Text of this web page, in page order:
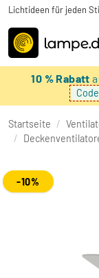
Lichtideen für jeden
10 % Rabatt
Startseite /
/
-10%